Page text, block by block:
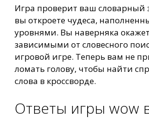
Игра проверит ваш словарный
вы откроете чудеса,
уровнями. Вы наверняка
зависимыми от словесного
игровой игре. Теперь вам не
ломать голову, чтобы найти
слова в кроссворде.
Ответы игры wow